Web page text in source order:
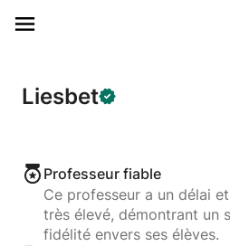
Liesbet
Professeur fiable
Ce professeur a un délai
très élevé, démontrant un
fidélité envers ses élèves.